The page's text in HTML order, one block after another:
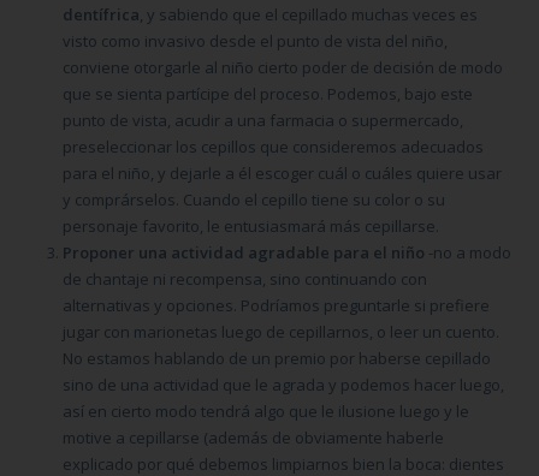
dentífrica, y sabiendo que el cepillado muchas veces es
visto como invasivo desde el punto de vista del niño,
conviene otorgarle al niño cierto poder de decisión de modo
que se sienta partícipe del proceso. Podemos, bajo este
punto de vista, acudir a una farmacia o supermercado,
preseleccionar los cepillos que consideremos adecuados
para el niño, y dejarle a él escoger cuál o cuáles quiere usar
y comprárselos. Cuando el cepillo tiene su color o su
personaje favorito, le entusiasmará más cepillarse.
Proponer una actividad agradable para el niño -no a modo
de chantaje ni recompensa, sino continuando con
alternativas y opciones. Podríamos preguntarle si prefiere
jugar con marionetas luego de cepillarnos, o leer un cuento.
No estamos hablando de un premio por haberse cepillado
sino de una actividad que le agrada y podemos hacer luego,
así en cierto modo tendrá algo que le ilusione luego y le
motive a cepillarse (además de obviamente haberle
explicado por qué debemos limpiarnos bien la boca: dientes